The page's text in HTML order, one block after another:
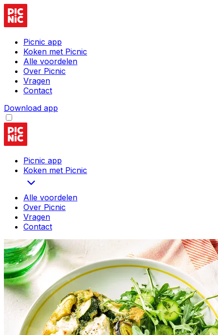
Picnic app
Koken met Picnic
Alle voordelen
Over Picnic
Vragen
Contact
Download app
Picnic app
Koken met Picnic
Alle voordelen
Over Picnic
Vragen
Contact